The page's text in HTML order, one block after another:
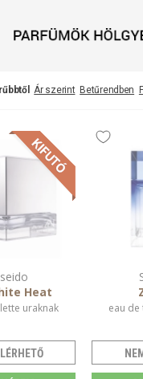
Ár szerint Betűrendben
Heat
uraknak eau